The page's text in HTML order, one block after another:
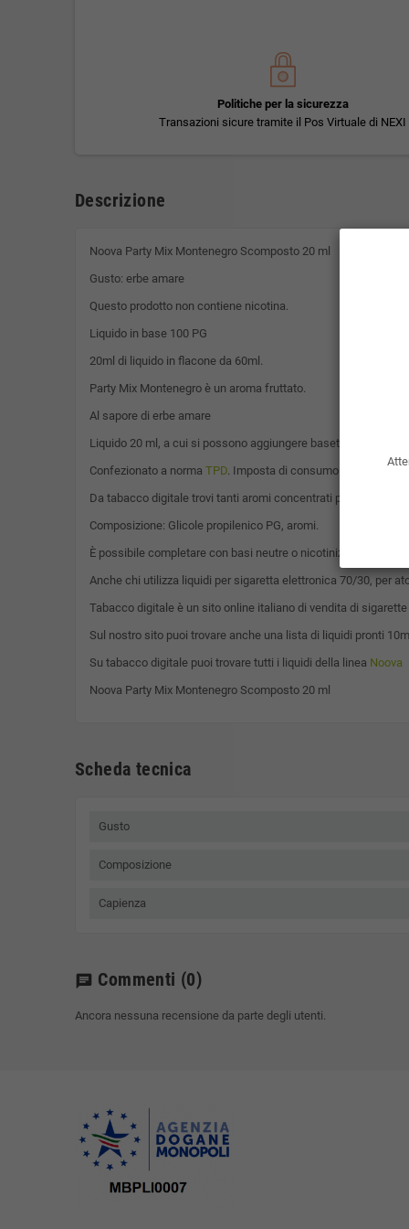
Politiche per la sicurezza
Transazioni sicure tramite il Pos Virtuale di NEXI
Descrizione
Noova Party Mix Montenegro Scomposto 20 ml
Gusto: erbe amare
Questo prodotto non contiene nicotina.
Liquido in base 100 PG
20ml di liquido in flacone da 60ml.
Party Mix Montenegro è un aroma fruttato.
Al sapore di erbe amare
Liquido 20 ml, a cui si possono aggiungere basette di nicotina
Confezionato a norma TPD . Imposta di consumo già
Da tabacco digitale trovi tanti aromi concentrati per sigaretta
Composizione: Glicole propilenico PG, aromi.
È possibile completare con basi neutre o nicotinizzate da
Anche chi utilizza liquidi per sigaretta elettronica 70/30, per
Tabacco digitale è un sito online italiano di vendita di
Sul nostro sito puoi trovare anche una lista di liquidi pronti
Su tabacco digitale puoi trovare tutti i liquidi della linea Noova
Noova Party Mix Montenegro Scomposto 20 ml
Scheda tecnica
Gusto
Composizione
Capienza
chat Commenti (0)
Ancora nessuna recensione da parte degli utenti.